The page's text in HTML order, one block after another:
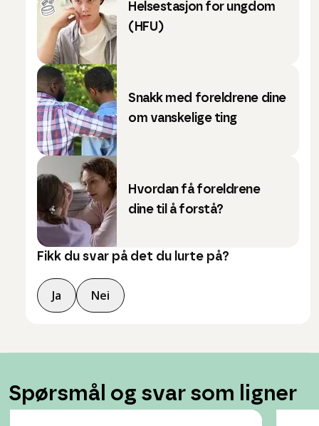
Helsestasjon for ungdom
(HFU)
Snakk med foreldrene dine
om vanskelige ting
Hvordan få foreldrene
dine til å forstå?
Fikk du svar på det du lurte på?
Ja Nei
Spørsmål og svar som ligner